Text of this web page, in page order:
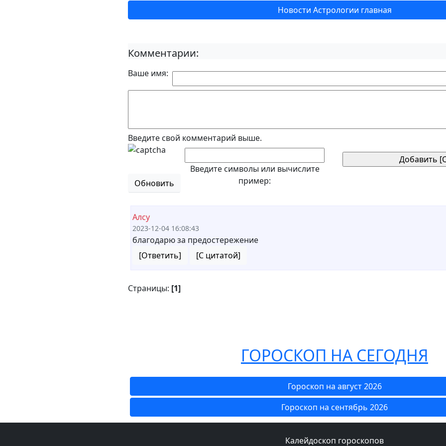
Новости Астрологии главная
Комментарии:
Ваше имя:
Введите свой комментарий выше.
Обновить
Введите символы или вычислите
пример:
Алсу
2023-12-04 16:08:43
благодарю за предостережение
[Ответить]
[С цитатой]
Страницы: [1]
ГОРОСКОП НА СЕГОДНЯ
Гороскоп на август 2026
Гороскоп на сентябрь 2026
Калейдоскоп гороскопов